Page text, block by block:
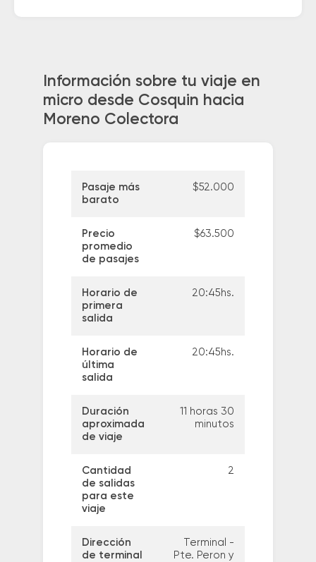
Información sobre tu viaje en
micro desde Cosquin hacia
Moreno Colectora
Pasaje más
barato
$52.000
Precio
promedio
de pasajes
$63.500
Horario de
primera
salida
20:45hs.
Horario de
última
salida
20:45hs.
Duración
aproximada
de viaje
11 horas 30
minutos
Cantidad
de salidas
para este
viaje
2
Dirección
de terminal
Terminal -
Pte. Peron y